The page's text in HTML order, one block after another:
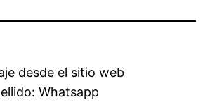
desde el sitio web
Whatsapp